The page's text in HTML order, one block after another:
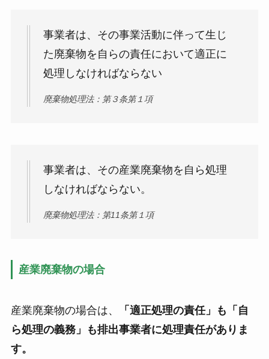
事業者は、その事業活動に伴って生じ
た廃棄物を自らの責任において適正に
処理しなければならない
廃棄物処理法：第３条第１項
事業者は、その産業廃棄物を自ら処理
しなければならない。
廃棄物処理法：第11条第１項
産業廃棄物の場合
産業廃棄物の場合は、
「適正処理の責任」も「自
ら処理の義務」も排出事業者に処理責任がありま
す。